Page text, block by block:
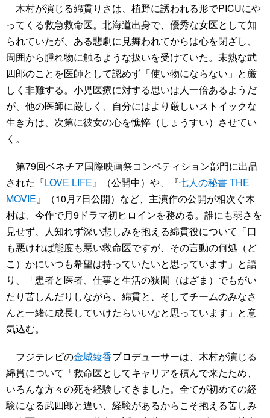
木村が演じる綿貫りさは、植野に誘われる形でPICUにや
ってくる救急救命医。北海道出身で、優秀な女医として知
られていたが、ある悲劇に見舞われてからは心を閉ざし、
周囲から腫れ物に触るような扱いを受けていた。未熟な武
四郎のことを医師として認めず「使い物にならない」と厳
しく非難する。小児医療に対する思いは人一倍あるようだ
が、他の医師に厳しく、自分にはより厳しいストイックな
生き方は、次第に彼女の心を憔悴（しょうすい）させてい
く。
第79回ベネチア国際映画祭コンペティション部門に出品
された『LOVE LIFE』（公開中）や、『七人の秘書 THE
MOVIE』（10月7日公開）など、主演作の公開が相次ぐ木
村は、今作で月9ドラマ初ヒロインを務める。誰にも弱さを
見せず、人知れず深い悲しみを抱える綿貫役について「口
も悪ければ態度も悪い救命医ですが、その言動の何処（ど
こ）かにいつも希望は持っていたいと思っています」と語
り、「患者と医者、仕事と生活の狭間（はざま）でもがい
たり苦しんだりしながら、綿貫と、そしてチームのみなさ
んと一緒に成長していけたらいいなと思っています」と意
気込む。
フジテレビの金城綾香プロデューサーは、木村が演じる
綿貫について「救命医としてキャリアを積んで来たため、
いろんな方々の死を経験してきました。全てが初めての経
験になる武四郎と違い、経験があるからこそ抱える苦しみ